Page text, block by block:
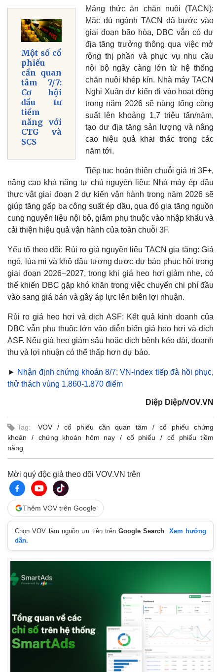
Khởi nghiệp
Thị trường
Tiêu dùng
Tỷ giá
Một số cổ
phiếu
cần quan
tâm 7/7:
Cơ hội
đầu tư
tiềm
năng với
CTG và
SCS
Mảng thức ăn chăn nuôi (TACN):
Mặc dù ngành TACN đã bước vào
giai đoạn bão hòa, DBC vẫn có dư
địa tăng trưởng thông qua việc mở
rộng thị phần và phục vụ nhu cầu
nội bộ ngày càng lớn từ hệ thống
chăn nuôi khép kín. Nhà máy TACN
Nghi Xuân dự kiến đi vào hoạt động
trong năm 2026 sẽ nâng tổng công
suất lên khoảng 1,7 triệu tấn/năm,
tạo dư địa tăng sản lượng và nâng
cao hiệu quả khai thác trong các
năm tới.
Tiếp tục hoàn thiện chuỗi giá trị 3F+,
nâng cao khả năng tự chủ nguyên liệu: Nhà máy ép dầu
thực vật giai đoạn 2 dự kiến vận hành trong năm 2026 sẽ
giúp tăng gấp ba công suất ép dầu, qua đó gia tăng nguồn
cung nguyên liệu nội bộ, giảm phụ thuộc vào nhập khẩu và
cải thiện hiệu quả vận hành của toàn chuỗi 3F.
Yếu tố theo dõi: Rủi ro giá nguyên liệu TACN gia tăng: Giá
ngô, lúa mì và khô đậu tương được dự báo phục hồi trong
giai đoạn 2026–2027, trong khi giá heo hơi giảm nhẹ, có
thể khiến DBC gặp khó khăn trong việc chuyển chi phí đầu
vào sang giá bán và gây áp lực lên biên lợi nhuận.
Rủi ro giá heo hơi và dịch ASF: Kết quả kinh doanh của
DBC vẫn phụ thuộc lớn vào diễn biến giá heo hơi và dịch
ASF. Nếu giá heo giảm sâu hoặc dịch bệnh kéo dài, doanh
thu và lợi nhuận có thể thấp hơn dự báo.
► Nhận định chứng khoán 8/7: VN-Index tiếp đà hồi phục,
thử thách vùng 1.860-1.870 điểm
Diệp Diệp/VOV.VN
Tag: VOV cổ phiếu cần quan tâm
cổ phiếu chứng
khoán
chứng khoán hôm nay cổ phiếu
cổ phiếu tiềm
năng
Mời quý độc giả theo dõi VOV.VN trên
Thêm VOV trên Google
Chọn VOV làm nguồn ưu tiên trênGoogle Search
Xem hướng
dẫn.